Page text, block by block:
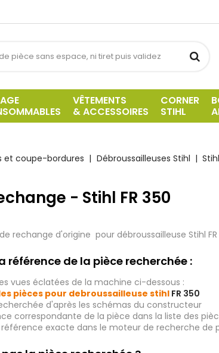
VÊTEMENTS
& ACCESSOIRES
CORNER
STIHL
et coupe-bordures Débroussailleuses Stihl
- Stihl FR 350
rechange d'origine pour débroussailleuse Stihl FR
référence de la pièce recherchée :
vues éclatées de la machine ci-dessous :
pièces pour debroussailleuse stihl FR 350
d'après les schémas du constructeur
correspondante de la pièce dans la liste des
référence exacte dans le moteur de recherche